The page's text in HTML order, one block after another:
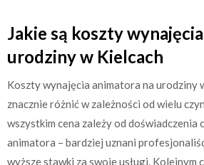
Jakie są koszty
urodziny w Kielcach
Koszty wynajęcia animatora na urodziny
znacznie różnić w zależności od wielu
wszystkim cena zależy od doświadczenia
animatora – bardziej uznani
wyższe stawki za swoje usługi. Kolejnym